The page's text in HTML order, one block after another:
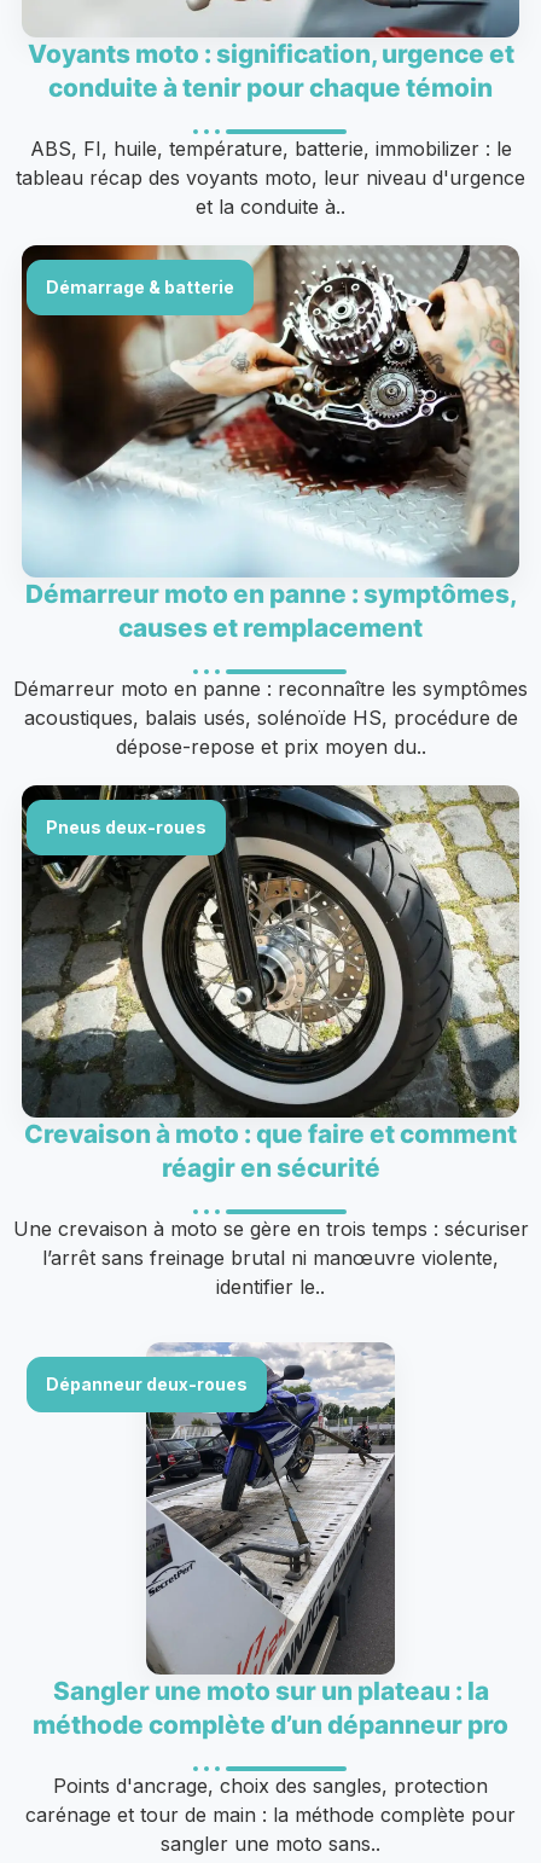
Voyants moto : signification, urgence et
conduite à tenir pour chaque témoin
ABS, FI, huile, température, batterie, immobilizer : le
tableau récap des voyants moto, leur niveau d'urgence
et la conduite à..
Démarrage & batterie
Démarreur moto en panne : symptômes,
causes et remplacement
Démarreur moto en panne : reconnaître les symptômes
acoustiques, balais usés, solénoïde HS, procédure de
dépose-repose et prix moyen du..
Pneus deux-roues
Crevaison à moto : que faire et comment
réagir en sécurité
Une crevaison à moto se gère en trois temps : sécuriser
l’arrêt sans freinage brutal ni manœuvre violente,
identifier le..
Dépanneur deux-roues
Sangler une moto sur un plateau : la
méthode complète d’un dépanneur pro
Points d'ancrage, choix des sangles, protection
carénage et tour de main : la méthode complète pour
sangler une moto sans..